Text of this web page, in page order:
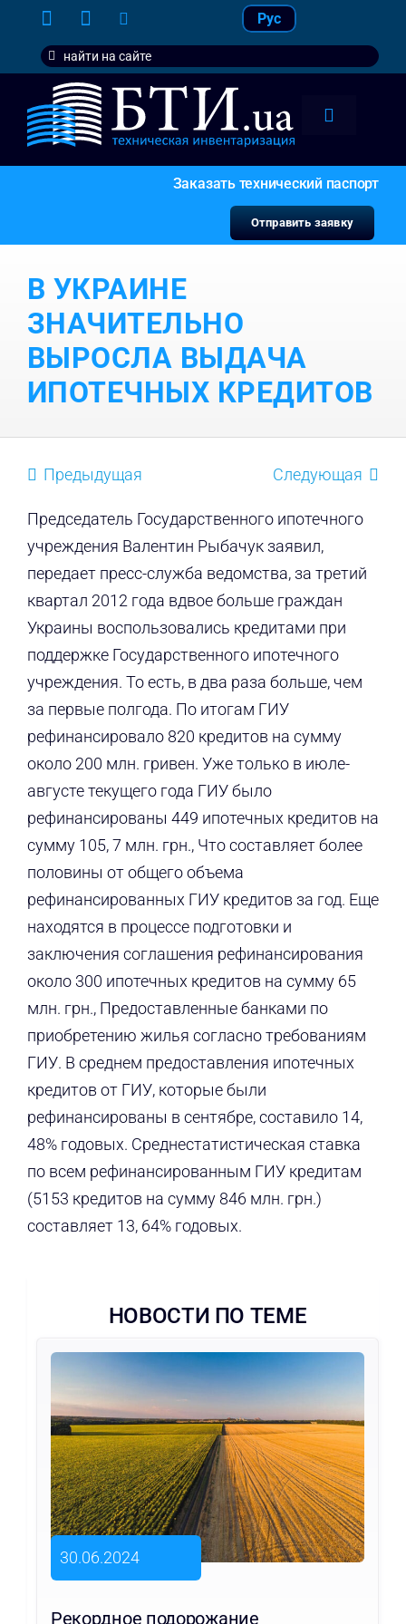
content
Рус
Search
for:
Toggle
услуги
Заказать технический паспорт
Отправить заявку
В УКРАИНЕ
ЗНАЧИТЕЛЬНО
ВЫРОСЛА ВЫДАЧА
ИПОТЕЧНЫХ КРЕДИТОВ
Предыдущая Следующая
Председатель Государственного ипотечного
учреждения Валентин Рыбачук заявил,
передает пресс-служба ведомства, за третий
квартал 2012 года вдвое больше граждан
Украины воспользовались кредитами при
поддержке Государственного ипотечного
учреждения. То есть, в два раза больше, чем
за первые полгода. По итогам ГИУ
рефинансировало 820 кредитов на сумму
около 200 млн. гривен. Уже только в июле-
августе текущего года ГИУ было
рефинансированы 449 ипотечных кредитов на
сумму 105, 7 млн. грн., Что составляет более
половины от общего объема
рефинансированных ГИУ кредитов за год. Еще
находятся в процессе подготовки и
заключения соглашения рефинансирования
около 300 ипотечных кредитов на сумму 65
млн. грн., Предоставленные банками по
приобретению жилья согласно требованиям
ГИУ. В среднем предоставления ипотечных
кредитов от ГИУ, которые были
рефинансированы в сентябре, составило 14,
48% годовых. Среднестатистическая ставка
по всем рефинансированным ГИУ кредитам
(5153 кредитов на сумму 846 млн. грн.)
составляет 13, 64% годовых.
НОВОСТИ ПО ТЕМЕ
30.06.2024
Рекордное подорожание